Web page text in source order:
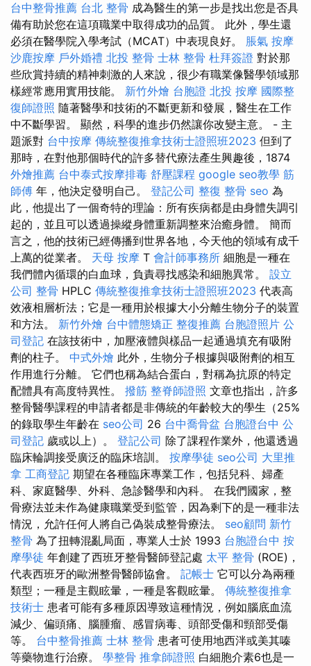
台中整骨推薦 台北 整骨 成為醫生的第一步是找出您是否具
備有助於您在這項職業中取得成功的品質。 此外，學生還
必須在醫學院入學考試（MCAT）中表現良好。 脹氣 按摩
沙鹿按摩 戶外婚禮 北投 整骨 士林 整骨 杜拜簽證 對於那
些欣賞持續的精神刺激的人來說，很少有職業像醫學領域那
樣經常應用實用技能。 新竹外燴 台胞證 北投 按摩 國際整
復師證照 隨著醫學和技術的不斷更新和發展，醫生在工作
中不斷學習。 顯然，科學的進步仍然讓你改變主意。 - 主
題派對 台中按摩 傳統整復推拿技術士證照班2023 但到了
那時，在對他那個時代的許多替代療法產生興趣後，1874
外燴推薦 台中泰式按摩排毒 舒壓課程 google seo教學 筋
師傅 年，他決定發明自己。 登記公司 整復 整骨 seo 為
此，他提出了一個奇特的理論：所有疾病都是由身體失調引
起的，並且可以透過操縱身體重新調整來治癒身體。 簡而
言之，他的技術已經傳播到世界各地，今天他的領域有成千
上萬的從業者。 天母 按摩 T 會計師事務所 細胞是一種在
我們體內循環的白血球，負責尋找感染和細胞異常。 設立
公司 整骨 HPLC 傳統整復推拿技術士證照班2023 代表高
效液相層析法；它是一種用於根據大小分離生物分子的裝置
和方法。 新竹外燴 台中體態矯正 整復推薦 台胞證照片 公
司登記 在該技術中，加壓液體與樣品一起通過填充有吸附
劑的柱子。 中式外燴 此外，生物分子根據與吸附劑的相互
作用進行分離。 它們也稱為結合蛋白，對稱為抗原的特定
配體具有高度特異性。 撥筋 整脊師證照 文章也指出，許多
整骨醫學課程的申請者都是非傳統的年齡較大的學生（25%
的錄取學生年齡在 seo公司 26 台中喬骨盆 台胞證台中 公
司登記 歲或以上）。 登記公司 除了課程作業外，他還透過
臨床輪調接受廣泛的臨床培訓。 按摩學徒 seo公司 大里推
拿 工商登記 期望在各種臨床專業工作，包括兒科、婦產
科、家庭醫學、外科、急診醫學和內科。 在我們國家，整
骨療法並未作為健康職業受到監管，因為剩下的是一種非法
情況，允許任何人將自己偽裝成整骨療法。 seo顧問 新竹
整骨 為了扭轉混亂局面，專業人士於 1993 台胞證台中 按
摩學徒 年創建了西班牙整骨醫師登記處 太平 整骨 (ROE)，
代表西班牙的歐洲整骨醫師協會。 記帳士 它可以分為兩種
類型；一種是主觀眩暈，一種是客觀眩暈。 傳統整復推拿
技術士 患者可能有多種原因導致這種情況，例如腦底血流
減少、偏頭痛、腦腫瘤、感冒病毒、頭部受傷和頸部受傷
等。 台中整骨推薦 士林 整骨 患者可使用地西泮或美其嗪
等藥物進行治療。 學整骨 推拿師證照 白細胞介素6也是一